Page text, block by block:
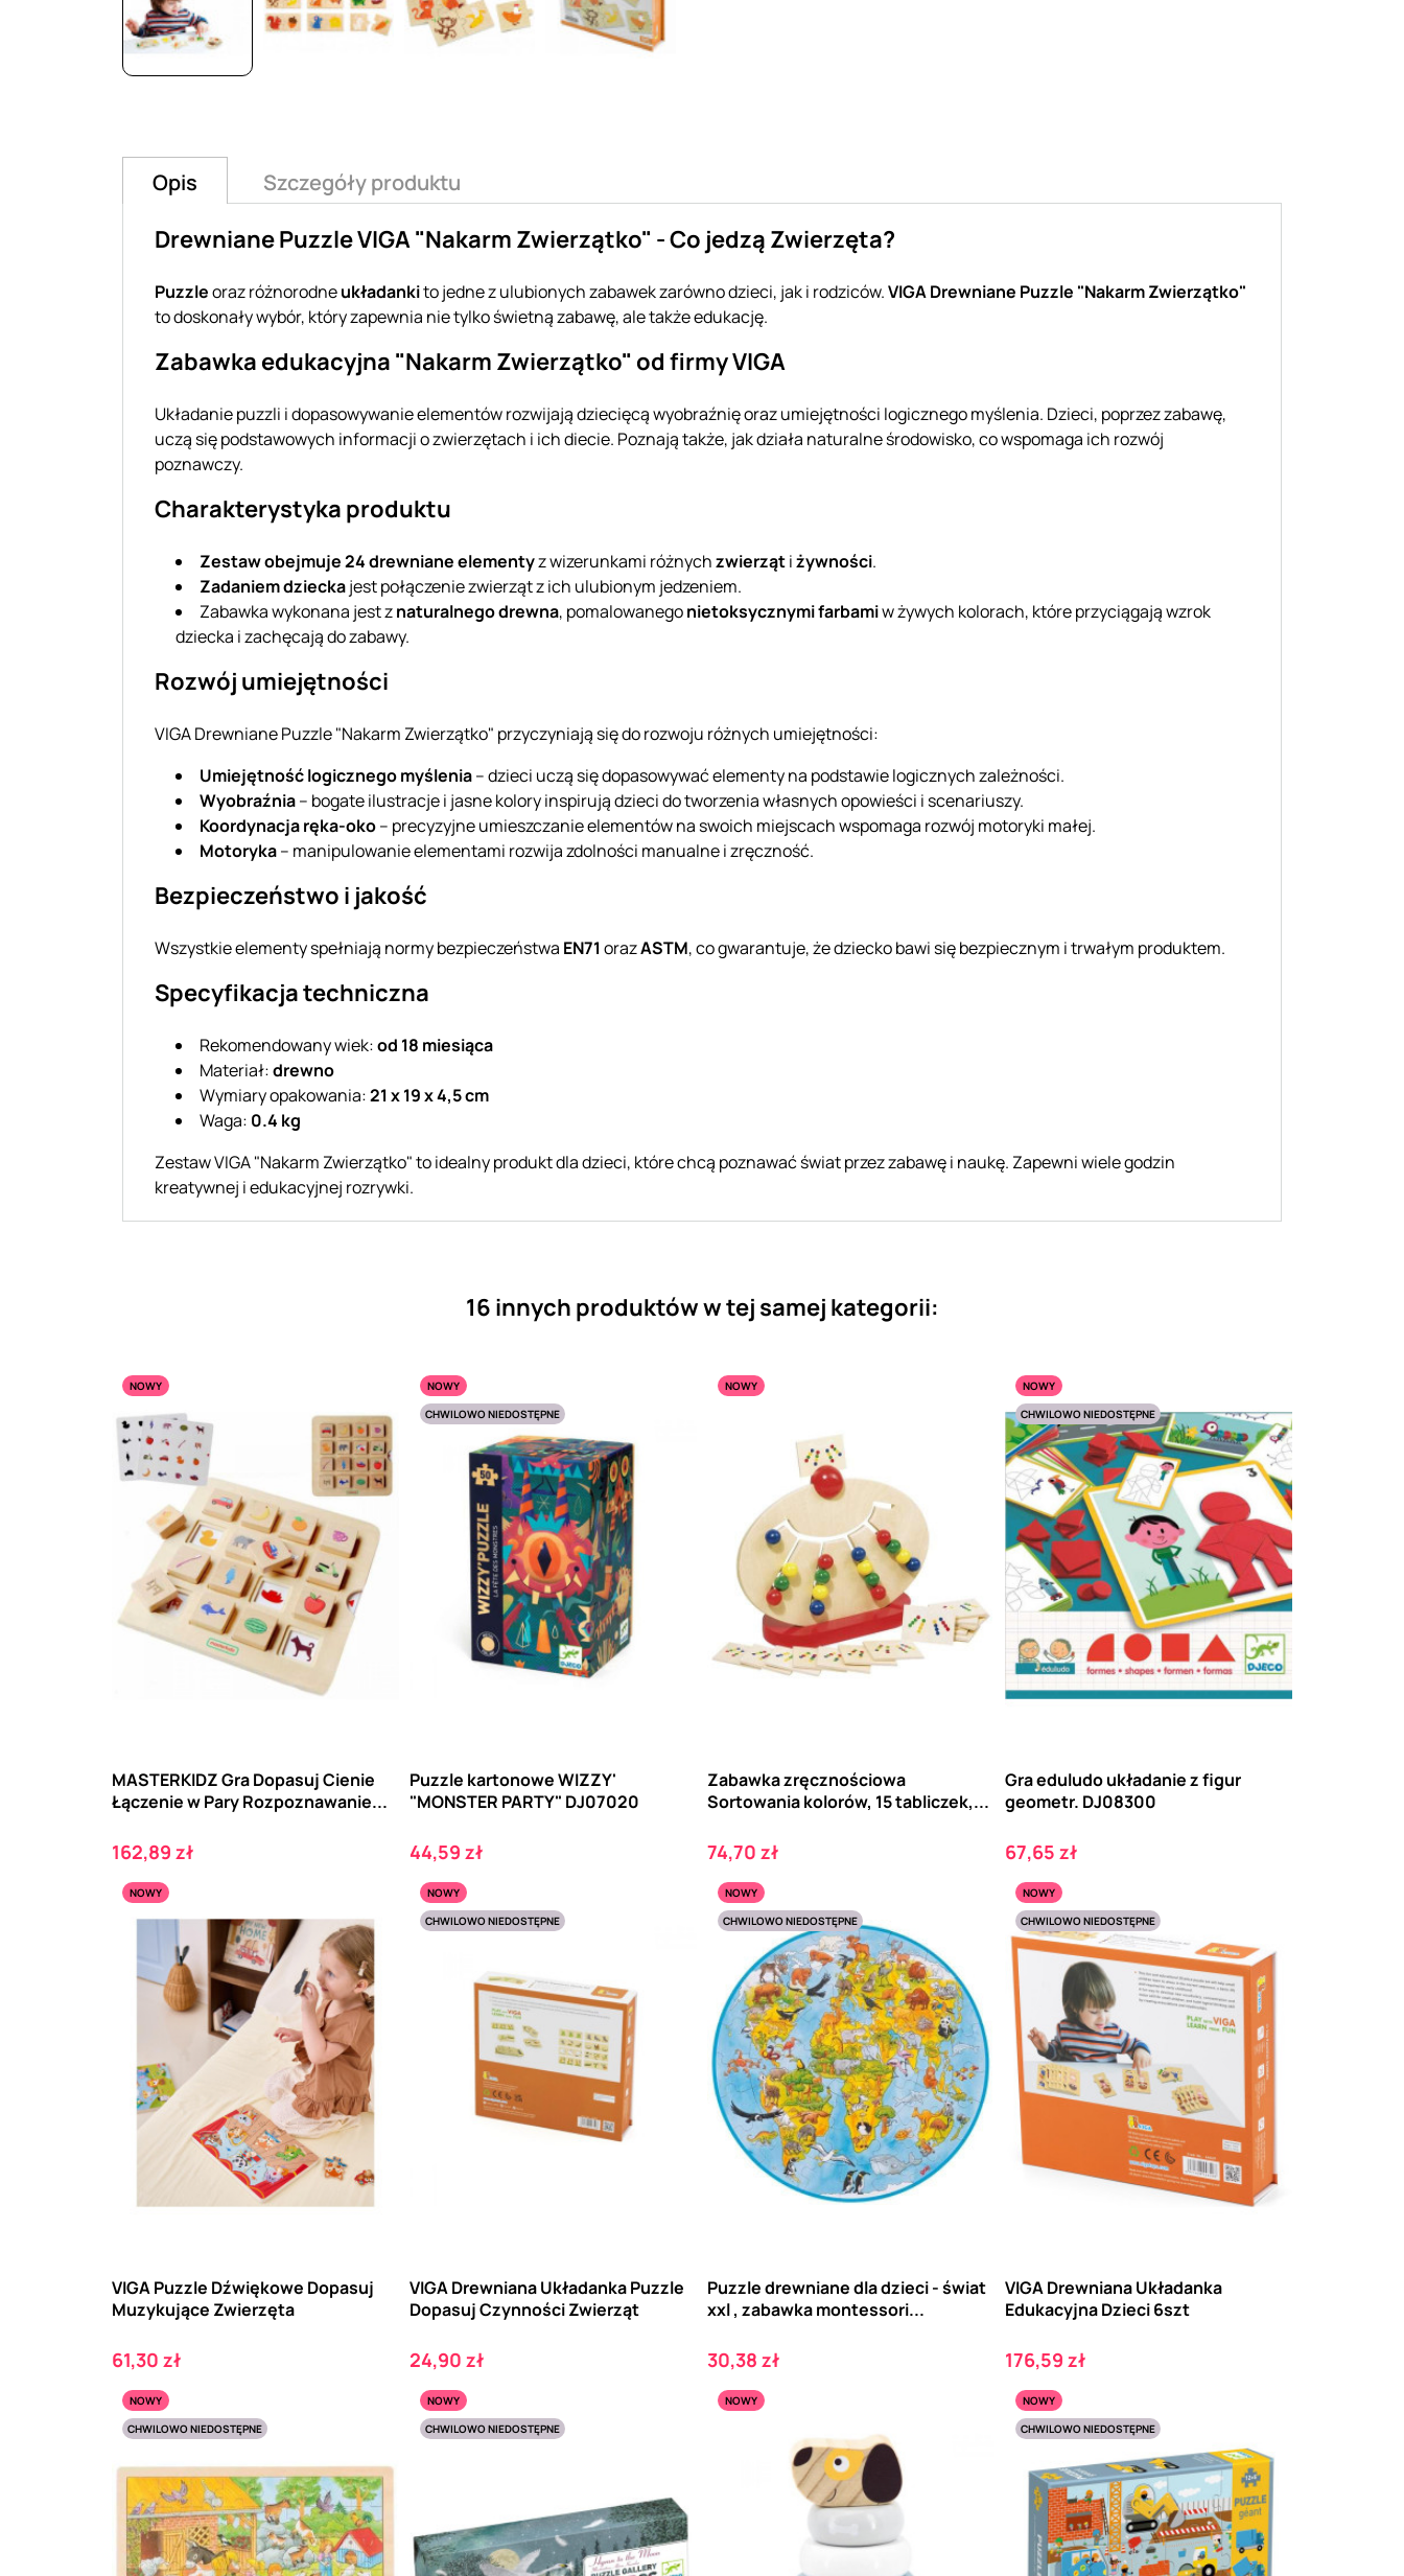
Opis Szczegóły produktu
Drewniane Puzzle VIGA "Nakarm Zwierzątko" - Co jedzą Zwierzęta?
Puzzleoraz różnorodneukładankito jedne z ulubionych zabawek zarówno dzieci, jak i rodziców.VIGA Drewniane Puzzle "Nakarm Zwierzątko"
to doskonały wybór, który zapewnia nie tylko świetną zabawę, ale także edukację.
Zabawka edukacyjna "Nakarm Zwierzątko" od firmy VIGA
Układanie puzzli i dopasowywanie elementów rozwijają dziecięcą wyobraźnię oraz umiejętności logicznego myślenia. Dzieci, poprzez zabawę,
uczą się podstawowych informacji o zwierzętach i ich diecie. Poznają także, jak działa naturalne środowisko, co wspomaga ich rozwój
poznawczy.
Charakterystyka produktu
Zestaw obejmuje 24 drewniane elementyz wizerunkami różnychzwierzątiżywności.
Zadaniem dzieckajest połączenie zwierząt z ich ulubionym jedzeniem.
Zabawka wykonana jest znaturalnego drewna, pomalowanegonietoksycznymi farbamiw żywych kolorach, które przyciągają wzrok
dziecka i zachęcają do zabawy.
Rozwój umiejętności
VIGA Drewniane Puzzle "Nakarm Zwierzątko" przyczyniają się do rozwoju różnych umiejętności:
Umiejętność logicznego myślenia– dzieci uczą się dopasowywać elementy na podstawie logicznych zależności.
Wyobraźnia– bogate ilustracje i jasne kolory inspirują dzieci do tworzenia własnych opowieści i scenariuszy.
Koordynacja ręka-oko– precyzyjne umieszczanie elementów na swoich miejscach wspomaga rozwój motoryki małej.
Motoryka– manipulowanie elementami rozwija zdolności manualne i zręczność.
Bezpieczeństwo i jakość
Wszystkie elementy spełniają normy bezpieczeństwa EN71orazASTM, co gwarantuje, że dziecko bawi się bezpiecznym i trwałym produktem.
Specyfikacja techniczna
Rekomendowany wiek:od 18 miesiąca
Materiał:drewno
Wymiary opakowania:21 x 19 x 4,5 cm
Waga: 0.4 kg
Zestaw VIGA "Nakarm Zwierzątko" to idealny produkt dla dzieci, które chcą poznawać świat przez zabawę i naukę. Zapewni wiele godzin
kreatywnej i edukacyjnej rozrywki.
16 innych produktów w tej samej kategorii:
NOWY
MASTERKIDZ Gra Dopasuj Cienie
Łączenie w Pary Rozpoznawanie...
Cena
162,89 zł
NOWY
CHWILOWO NIEDOSTĘPNE
Puzzle kartonowe WIZZY'
"MONSTER PARTY" DJ07020
Cena
44,59 zł
NOWY
Zabawka zręcznościowa
Sortowania kolorów, 15 tabliczek,...
Cena
74,70 zł
NOWY
CHWILOWO NIEDOSTĘPNE
Gra eduludo układanie z figur
geometr. DJ08300
Cena
67,65 zł
NOWY
VIGA Puzzle Dźwiękowe Dopasuj
Muzykujące Zwierzęta
Cena
61,30 zł
NOWY
CHWILOWO NIEDOSTĘPNE
VIGA Drewniana Układanka Puzzle
Dopasuj Czynności Zwierząt
Cena
24,90 zł
NOWY
CHWILOWO NIEDOSTĘPNE
Puzzle drewniane dla dzieci - świat
xxl , zabawka montessori...
Cena
30,38 zł
NOWY
CHWILOWO NIEDOSTĘPNE
VIGA Drewniana Układanka
Edukacyjna Dzieci 6szt
Cena
176,59 zł
NOWY
CHWILOWO NIEDOSTĘPNE
NOWY
CHWILOWO NIEDOSTĘPNE
NOWY
NOWY
CHWILOWO NIEDOSTĘPNE